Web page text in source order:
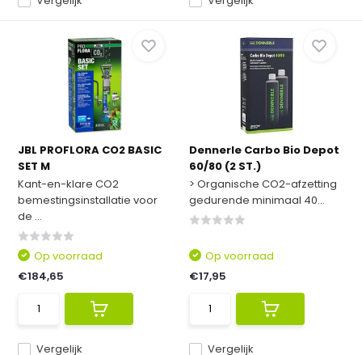
JBL PROFLORA CO2 BASIC
SET M
Kant-en-klare CO2
bemestingsinstallatie voor
de ...
Vergelijk
Op voorraad
€184,65
Dennerle Carbo Bio Depot
60/80 (2 ST.)
> Organische CO2-afzetting
gedurende minimaal 40...
Vergelijk
Op voorraad
€17,95